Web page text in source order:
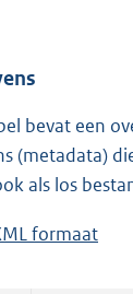
bevat een
(metadata)
als los
formaat